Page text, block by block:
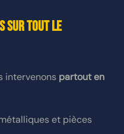
sur tout le
intervenons partout en
et pièces